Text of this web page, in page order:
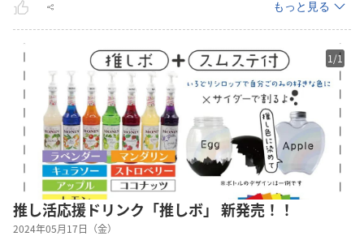
もっと見る
1 /1
推し活応援ドリンク「推しボ」 新発売！！
2024年05月17日（金）